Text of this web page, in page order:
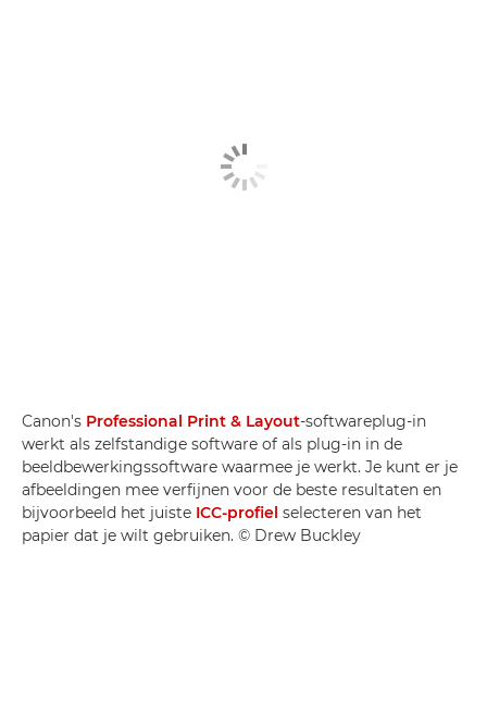
Canon's Professional Print & Layout-softwareplug-in
werkt als zelfstandige software of als plug-in in de
beeldbewerkingssoftware waarmee je werkt. Je kunt er je
afbeeldingen mee verfijnen voor de beste resultaten en
bijvoorbeeld het juiste ICC-profiel selecteren van het
papier dat je wilt gebruiken. © Drew Buckley